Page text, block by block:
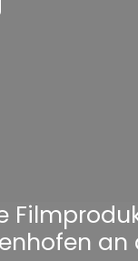
an